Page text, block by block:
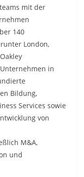
mit der
140
London,
in
Bildung,
Services sowie
von
M&A,
und